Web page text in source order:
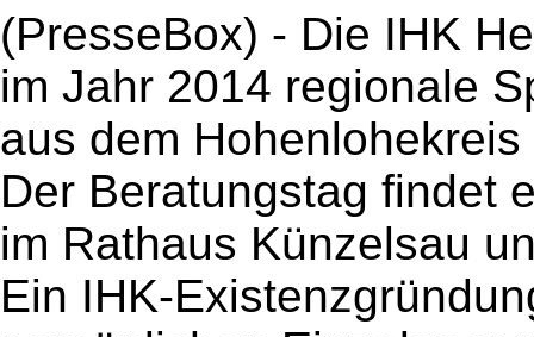
(PresseBox) - Die IHK
im Jahr 2014 regionale
aus dem Hohenlohekreis
Der Beratungstag findet
im Rathaus Künzelsau
Ein IHK-